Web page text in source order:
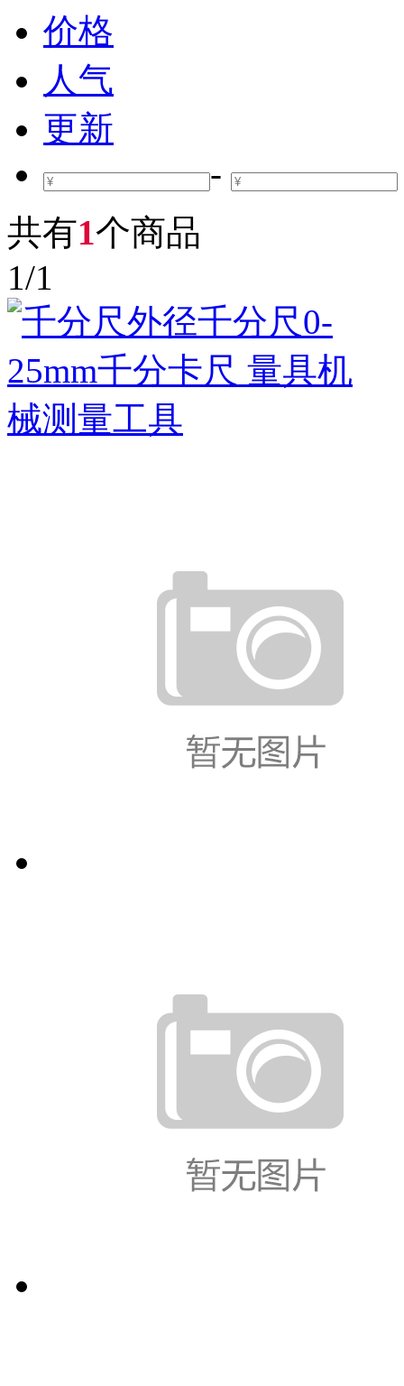
价格
人气
更新
-
共有1个商品
1/1